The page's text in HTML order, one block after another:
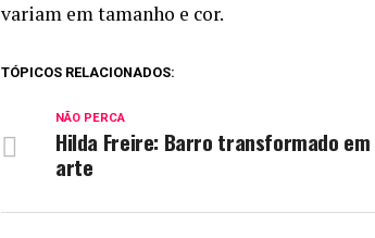
variam em tamanho e cor.
TÓPICOS RELACIONADOS:
NÃO PERCA
Hilda Freire: Barro transformado em
arte